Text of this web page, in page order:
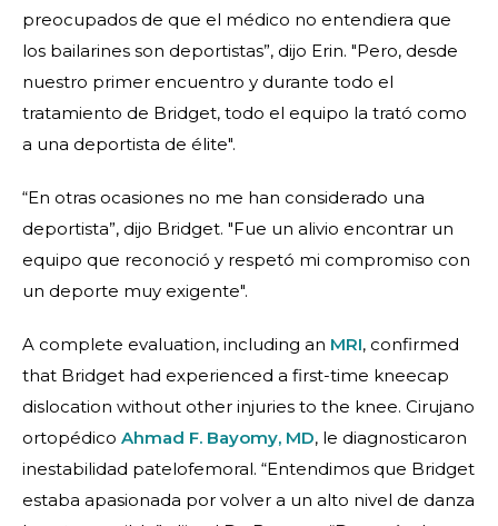
preocupados de que el médico no entendiera que
los bailarines son deportistas”, dijo Erin. "Pero, desde
nuestro primer encuentro y durante todo el
tratamiento de Bridget, todo el equipo la trató como
a una deportista de élite".
“En otras ocasiones no me han considerado una
deportista”, dijo Bridget. "Fue un alivio encontrar un
equipo que reconoció y respetó mi compromiso con
un deporte muy exigente".
A complete evaluation, including an MRI, confirmed
that Bridget had experienced a first-time kneecap
dislocation without other injuries to the knee. Cirujano
ortopédico Ahmad F. Bayomy, MD, le diagnosticaron
inestabilidad patelofemoral. “Entendimos que Bridget
estaba apasionada por volver a un alto nivel de danza